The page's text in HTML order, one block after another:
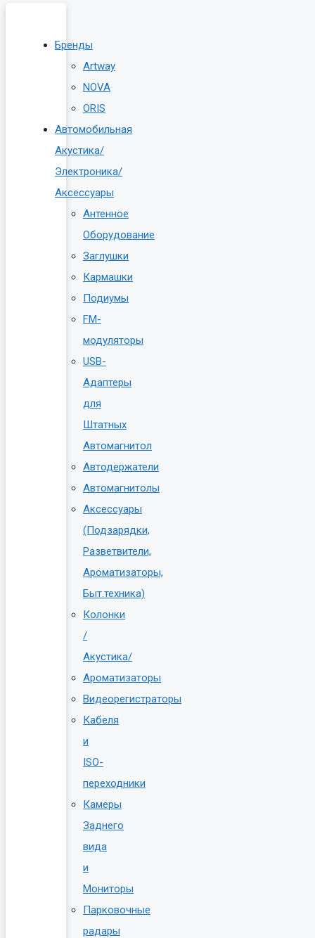
Бренды
Artway
NOVA
ORIS
Автомобильная
Акустика/
Электроника/
Аксессуары
Антенное
Оборудование
Заглушки
Кармашки
Подиумы
FM-
модуляторы
USB-
Адаптеры
для
Штатных
Автомагнитол
Автодержатели
Автомагнитолы
Аксессуары
(Подзарядки,
Разветвители,
Ароматизаторы,
Быт.техника)
Колонки
/
Акустика/
Ароматизаторы
Видеорегистраторы
Кабеля
и
ISO-
переходники
Камеры
Заднего
вида
и
Мониторы
Парковочные
радары